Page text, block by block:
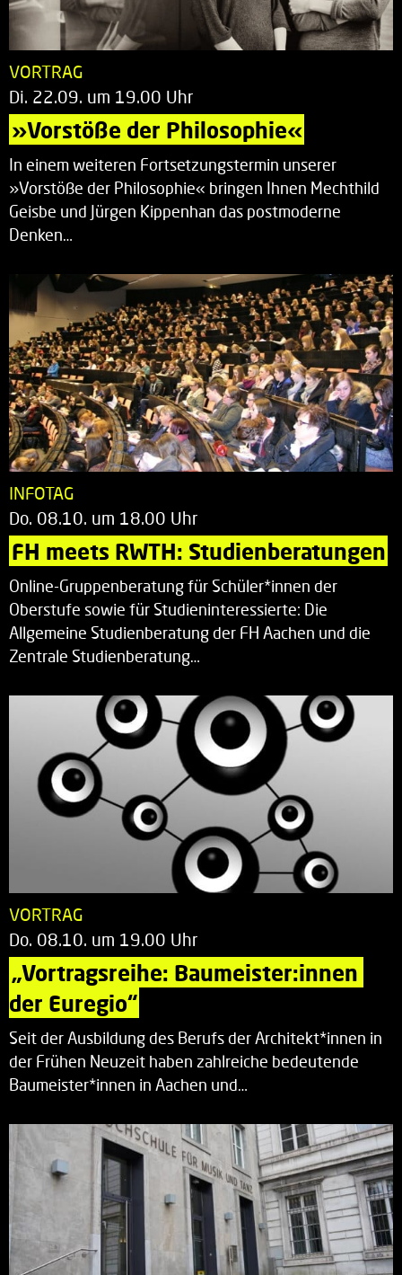
VORTRAG
Di. 22.09. um 19.00 Uhr
»Vorstöße der Philosophie«
In einem weiteren Fortsetzungstermin unserer
»Vorstöße der Philosophie« bringen Ihnen Mechthild
Geisbe und Jürgen Kippenhan das postmoderne
Denken…
INFOTAG
Do. 08.10. um 18.00 Uhr
FH meets RWTH: Studienberatungen
Online-Gruppenberatung für Schüler*innen der
Oberstufe sowie für Studieninteressierte: Die
Allgemeine Studienberatung der FH Aachen und die
Zentrale Studienberatung…
VORTRAG
Do. 08.10. um 19.00 Uhr
„Vortragsreihe: Baumeister:innen
der Euregio“
Seit der Ausbildung des Berufs der Architekt*innen in
der Frühen Neuzeit haben zahlreiche bedeutende
Baumeister*innen in Aachen und…